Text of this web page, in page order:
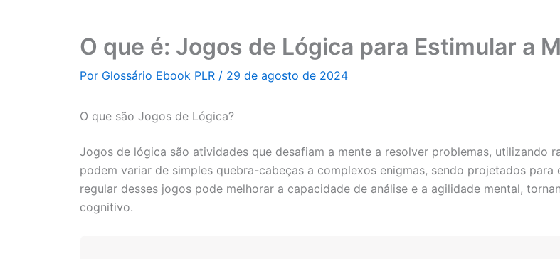
O que é: Jogos de Lógica para Estimular a
Por Glossário Ebook PLR / 29 de agosto de 2024
O que são Jogos de Lógica?
Jogos de lógica são atividades que desafiam a mente a resolver problemas, utilizando
podem variar de simples quebra-cabeças a complexos enigmas, sendo projetados
regular desses jogos pode melhorar a capacidade de análise e a agilidade mental,
cognitivo.